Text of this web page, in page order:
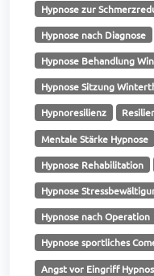
Hypnose zur
Hypnose nach Diagnose
Hypnose Behandlung
Hypnose Sitzung
Hypnoresilienz
Mentale Stärke Hypnose
Hypnose Rehabilitation
Hypnose
Hypnose nach Operation
Hypnose sportliches
Angst vor Eingriff